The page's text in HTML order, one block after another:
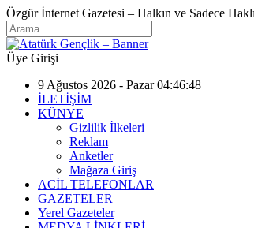
Özgür İnternet Gazetesi – Halkın ve Sadece
Üye Girişi
9 Ağustos 2026 - Pazar 04:46:48
İLETİŞİM
KÜNYE
Gizlilik İlkeleri
Reklam
Anketler
Mağaza Giriş
ACİL TELEFONLAR
GAZETELER
Yerel Gazeteler